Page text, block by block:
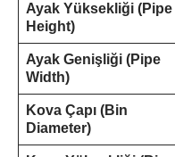
Ayak Yüksekliği (Pipe
Height)
Ayak Genişliği (Pipe
Width)
Kova Çapı (Bin
Diameter)